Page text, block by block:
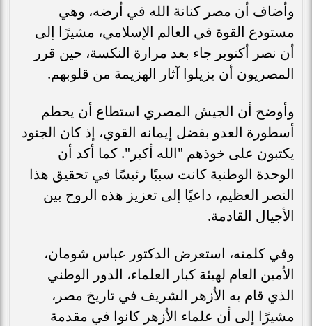
وأضاف أن مصر كنانة الله في أرضه، وهي
مستودع القوة في العالم الإسلامي، مشيرًا إلى
أن نصر أكتوبر جاء بعد مرارة النكسة، حين قرر
المصريون أن يزيلوا آثار الهزيمة من قلوبهم.
وأوضح أن الجيش المصري استطاع أن يحطم
أسطورة العدو بفضل إيمانه القوي، إذ كان الجنود
يكتبون على خوذهم "الله أكبر". كما أكد أن
الوحدة الوطنية كانت سببًا رئيسًا في تحقيق هذا
النصر العظيم، داعيًا إلى تعزيز هذه الروح بين
الأجيال القادمة.
وفي كلمته، استعرض الدكتور عباس شومان،
الأمين العام لهيئة كبار العلماء، الدور الوطني
الذي قام به الأزهر الشريف في تاريخ مصر،
مشيرًا إلى أن علماء الأزهر كانوا في مقدمة